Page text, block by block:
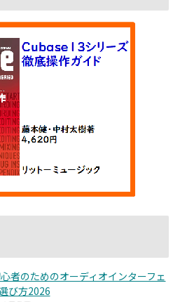
者のためのオーディオインターフェ
び方2026